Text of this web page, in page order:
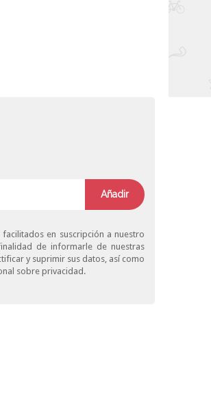
Añadir
en suscripción a nuestro
de informarle de nuestras
y suprimir sus datos, así como
sobre privacidad.